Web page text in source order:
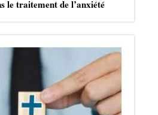
le traitement de l’anxiété